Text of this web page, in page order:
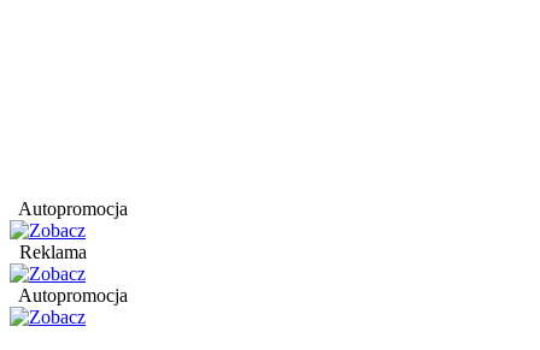
Autopromocja
Reklama
Autopromocja